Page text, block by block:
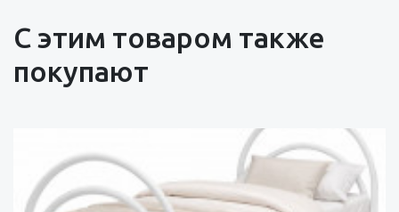
С этим товаром также
покупают